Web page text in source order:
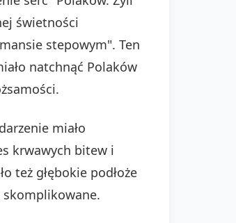
świetności
stepowym". Ten
natchnąć Polaków
miało
krwawych bitew i
też głębokie podłoże
skomplikowane.